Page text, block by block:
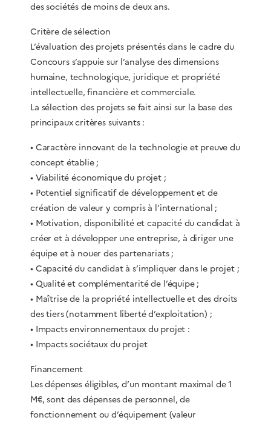
des sociétés de moins de deux ans.
Critère de sélection
L’évaluation des projets présentés dans le cadre du
Concours s’appuie sur l’analyse des dimensions
humaine, technologique, juridique et propriété
intellectuelle, financière et commerciale.
La sélection des projets se fait ainsi sur la base des
principaux critères suivants :
• Caractère innovant de la technologie et preuve du
concept établie ;
• Viabilité économique du projet ;
• Potentiel significatif de développement et de
création de valeur y compris à l’international ;
• Motivation, disponibilité et capacité du candidat à
créer et à développer une entreprise, à diriger une
équipe et à nouer des partenariats ;
• Capacité du candidat à s’impliquer dans le projet ;
• Qualité et complémentarité de l’équipe ;
• Maîtrise de la propriété intellectuelle et des droits
des tiers (notamment liberté d’exploitation) ;
• Impacts environnementaux du projet :
• Impacts sociétaux du projet
Financement
Les dépenses éligibles, d’un montant maximal de 1
M€, sont des dépenses de personnel, de
fonctionnement ou d’équipement (valeur